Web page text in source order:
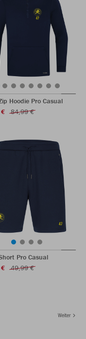
Hoodie Pro Casual
84,99 €
Pro Casual
49,99 €
Weiter